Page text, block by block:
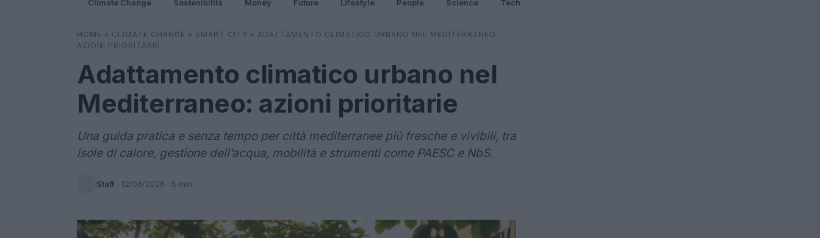
Climate Change Sostenibilità Money Future Lifestyle People Science Tech
HOME » CLIMATE CHANGE » SMART CITY » ADATTAMENTO CLIMATICO URBANO NEL MEDITERRANEO:
AZIONI PRIORITARIE
Adattamento climatico urbano nel
Mediterraneo: azioni prioritarie
Una guida pratica e senza tempo per città mediterranee più fresche e vivibili, tra
isole di calore, gestione dell’acqua, mobilità e strumenti come PAESC e NbS.
Staff · 12/06/2026 · 5 min